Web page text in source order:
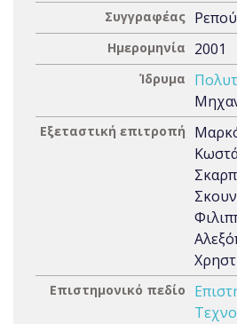
Συγγραφέας
Ημερομηνία 2001
Ίδρυμα
Εξεταστική επιτροπή
Επιστημονικό πεδίο